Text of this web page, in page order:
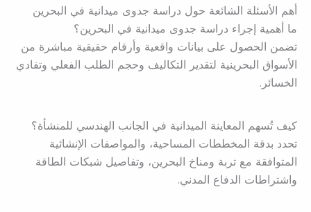
أهم الأسئلة الشائعة حول دراسة جدوى ميدانية في البحرين
ما أهمية إجراء دراسة جدوى ميدانية في البحرين؟
تضمن الحصول على بيانات واقعية وأرقام حقيقية مباشرة من
الأسواق البحرينية لتقدير التكاليف وحجم الطلب الفعلي وتفادي
الخسائر.
كيف تُسهم المعاينة الميدانية في الجانب الهندسي للمنشأة؟
تحدد بدقة المخططات المساحية، والمواصفات الإنشائية
المتوافقة مع تربة ومناخ البحرين، وتفاصيل شبكات الطاقة
واشتراطات الدفاع المدني.